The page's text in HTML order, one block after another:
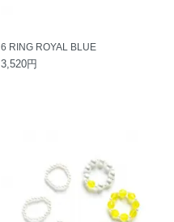
6 RING ROYAL BLUE
3,520円